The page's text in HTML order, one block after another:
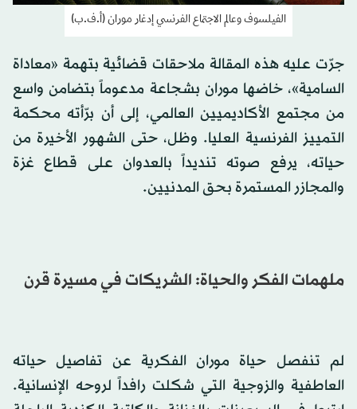
الفيلسوف وعالم الاجتماع الفرنسي إدغار موران (أ.ف.ب)
جرّت عليه هذه المقالة ملاحقات قضائية بتهمة «معاداة
السامية»، خاضها موران بشجاعة مدعوماً بتضامن واسع
من مجتمع الأكاديميين العالمي، إلى أن برّأته محكمة
التمييز الفرنسية العليا. وظل، حتى الشهور الأخيرة من
حياته، يرفع صوته تنديداً بالعدوان على قطاع غزة
والمجازر المستمرة بحق المدنيين.
ملهمات الفكر والحياة: الشريكات في مسيرة قرن
لم تنفصل حياة موران الفكرية عن تفاصيل حياته
العاطفية والزوجية التي شكلت رافداً لروحه الإنسانية.